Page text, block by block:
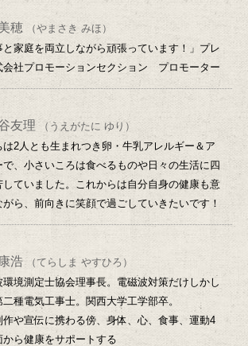
穂
（やまさき みほ）
と家庭を両立しながら頑張っています！」プレ
会社プロモーションセクション プロモーター
谷友理（うえがたに ゆり）
は2人とも生まれつき卵・牛乳アレルギー＆ア
で、小さいころは食べるものや日々の生活に四
していました。これからは自分自身の健康も意
がら、前向きに笑顔で過ごしていきたいです！
浩
（てらしま やすひろ）
環境測定士協会理事長。電磁波対策だけしかし
種電気工事士。関西大学工学部卒。
作や宣伝に携わる傍、身体、心、食事、運動4
から健康をサポートする